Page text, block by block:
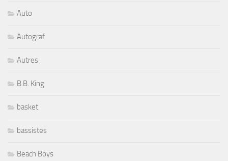
Auto
Autograf
Autres
B.B. King
basket
bassistes
Beach Boys